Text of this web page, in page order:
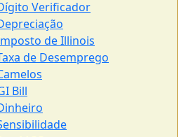
Verificador
de Illinois
de Desemprego
Bill